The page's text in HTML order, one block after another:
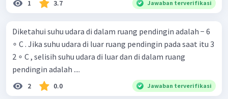
1 3.7 Jawaban terverifikasi
Diketahui suhu udara di dalam ruang pendingin adalah − 6
∘ C . Jika suhu udara di luar ruang pendingin pada saat itu 3
2 ∘ C , selisih suhu udara di luar dan di dalam ruang
pendingin adalah ....
2 0.0 Jawaban terverifikasi